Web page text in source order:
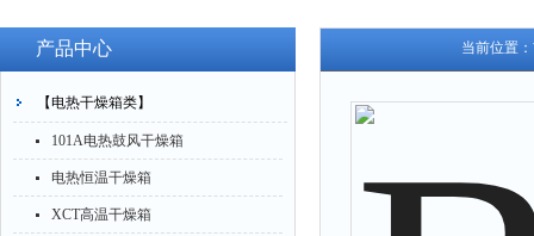
产品中心
【电热干燥箱类】
101A电热鼓风干燥箱
电热恒温干燥箱
XCT高温干燥箱
当前位置：